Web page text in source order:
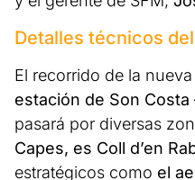
Detalles técnicos
El recorrido de la
estación de Son Costa
pasará por diversas
Capes, es Coll d’en
estratégicos como el